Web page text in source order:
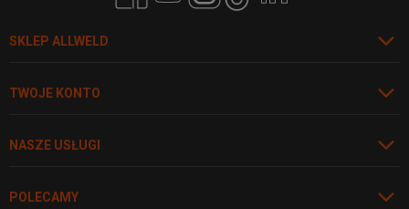
SKLEP ALLWELD
TWOJE KONTO
NASZE USŁUGI
POLECAMY